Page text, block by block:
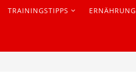
TRAININGSTIPPS ERNÄHRUNG